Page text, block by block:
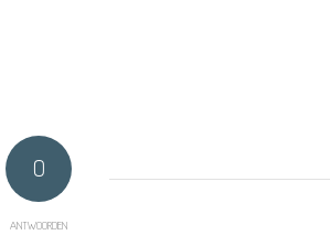
0
ANTWOORDEN